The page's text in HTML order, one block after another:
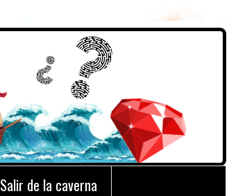
Salir de la caverna